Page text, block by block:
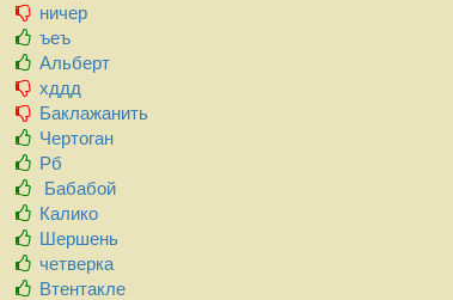
ничер
ъеъ
Альберт
хддд
Баклажанить
Чертоган
Рб
Бабабой
Калико
Шершень
четверка
Втентакле